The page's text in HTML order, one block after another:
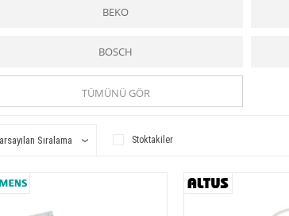
düğmeler ve anahtar vardır. Yıkama ve durulama suyu döner kollarla
Makinanın bir bölümüne suyun sertliğini gidermek için tuz konur.
aralık bırakılmalıdır. Motora zarar vermemek için çalışırken kapağı
Online Yedek Parça
ile uygun ve kaliteli ürünlere ulaşabilirsiniz.
BEKO
BOSCH
TÜMÜNÜ GÖR
Stoktakiler